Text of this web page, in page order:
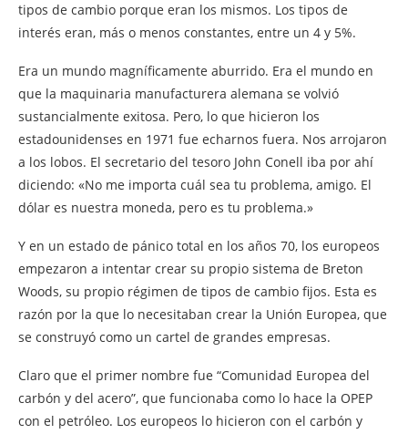
tipos de cambio porque eran los mismos. Los tipos de
interés eran, más o menos constantes, entre un 4 y 5%.
Era un mundo magníficamente aburrido. Era el mundo en
que la maquinaria manufacturera alemana se volvió
sustancialmente exitosa. Pero, lo que hicieron los
estadounidenses en 1971 fue echarnos fuera. Nos arrojaron
a los lobos. El secretario del tesoro John Conell iba por ahí
diciendo: «No me importa cuál sea tu problema, amigo. El
dólar es nuestra moneda, pero es tu problema.»
Y en un estado de pánico total en los años 70, los europeos
empezaron a intentar crear su propio sistema de Breton
Woods, su propio régimen de tipos de cambio fijos. Esta es
razón por la que lo necesitaban crear la Unión Europea, que
se construyó como un cartel de grandes empresas.
Claro que el primer nombre fue “Comunidad Europea del
carbón y del acero”, que funcionaba como lo hace la OPEP
con el petróleo. Los europeos lo hicieron con el carbón y